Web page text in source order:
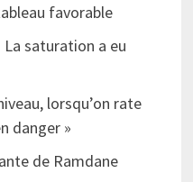
favorable
saturation a eu
lorsqu’on rate
danger »
de Ramdane